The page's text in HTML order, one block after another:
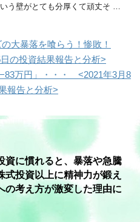
いう壁がとても分厚くて頑丈そ …
大暴落を喰らう！惨敗！
の投資結果報告と分析>
万円」・・・ <2021年3月8
報告と分析>
資に慣れると、暴落や急騰
式投資以上に精神力が鍛え
の考え方が激変した理由に